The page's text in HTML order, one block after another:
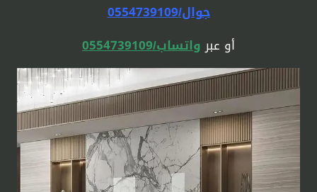
جوال/0554739109
أو عبر واتساب/0554739109